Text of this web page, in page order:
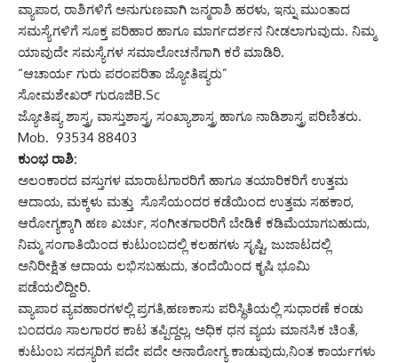
ವ್ಯಾಪಾರ, ರಾಶಿಗಳಿಗೆ ಅನುಗುಣವಾಗಿ ಜನ್ಮರಾಶಿ ಹರಳು, ಇನ್ನು ಮುಂತಾದ
ಸಮಸ್ಯೆಗಳಿಗೆ ಸೂಕ್ತ ಪರಿಹಾರ ಹಾಗೂ ಮಾರ್ಗದರ್ಶನ ನೀಡಲಾಗುವುದು. ನಿಮ್ಮ
ಯಾವುದೇ ಸಮಸ್ಯೆಗಳ ಸಮಾಲೋಚನೆಗಾಗಿ ಕರೆ ಮಾಡಿರಿ.
“ಆಚಾರ್ಯ ಗುರು ಪರಂಪರಿತಾ ಜ್ಯೋತಿಷ್ಯರು”
ಸೋಮಶೇಖರ್ ಗುರೂಜಿB.Sc
ಜ್ಯೋತಿಷ್ಯ ಶಾಸ್ತ್ರ, ವಾಸ್ತುಶಾಸ್ತ್ರ, ಸಂಖ್ಯಾಶಾಸ್ತ್ರ ಹಾಗೂ ನಾಡಿಶಾಸ್ತ್ರ ಪರಿಣಿತರು.
Mob. 93534 88403
ಕುಂಭ ರಾಶಿ:
ಅಲಂಕಾರದ ವಸ್ತುಗಳ ಮಾರಾಟಗಾರರಿಗೆ ಹಾಗೂ ತಯಾರಿಕರಿಗೆ ಉತ್ತಮ
ಆದಾಯ, ಮಕ್ಕಳು ಮತ್ತು ಸೊಸೆಯಂದರ ಕಡೆಯಿಂದ ಉತ್ತಮ ಸಹಕಾರ,
ಆರೋಗ್ಯಕ್ಕಾಗಿ ಹಣ ಖರ್ಚು, ಸಂಗೀತಗಾರರಿಗೆ ಬೇಡಿಕೆ ಕಡಿಮೆಯಾಗಬಹುದು,
ನಿಮ್ಮ ಸಂಗಾತಿಯಿಂದ ಕುಟುಂಬದಲ್ಲಿ ಕಲಹಗಳು ಸೃಷ್ಟಿ, ಜುಜಾಟದಲ್ಲಿ
ಅನಿರೀಕ್ಷಿತ ಆದಾಯ ಲಭಿಸಬಹುದು, ತಂದೆಯಿಂದ ಕೃಷಿ ಭೂಮಿ
ಪಡೆಯಲಿದ್ದೀರಿ.
ವ್ಯಾಪಾರ ವ್ಯವಹಾರಗಳಲ್ಲಿ ಪ್ರಗತಿ,ಹಣಕಾಸು ಪರಿಸ್ಥಿತಿಯಲ್ಲಿ ಸುಧಾರಣೆ ಕಂಡು
ಬಂದರೂ ಸಾಲಗಾರರ ಕಾಟ ತಪ್ಪಿದ್ದಲ್ಲ, ಅಧಿಕ ಧನ ವ್ಯಯ ಮಾನಸಿಕ ಚಿಂತೆ,
ಕುಟುಂಬ ಸದಸ್ಯರಿಗೆ ಪದೇ ಪದೇ ಅನಾರೋಗ್ಯ ಕಾಡುವುದು,ನಿಂತ ಕಾರ್ಯಗಳು